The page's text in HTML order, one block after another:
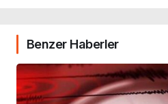
Benzer Haberler